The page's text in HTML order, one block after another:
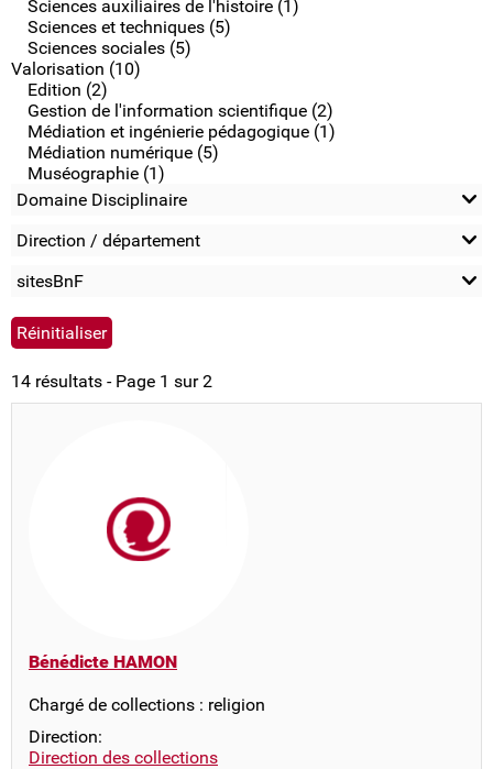
Sciences auxiliaires de l'histoire (1)
Sciences et techniques (5)
Sciences sociales (5)
Valorisation (10)
Edition (2)
Gestion de l'information scientifique (2)
Médiation et ingénierie pédagogique (1)
Médiation numérique (5)
Muséographie (1)
Domaine Disciplinaire
Direction / département
sitesBnF
14 résultats - Page 1 sur 2
Bénédicte HAMON
Chargé de collections : religion
Direction:
Direction des collections